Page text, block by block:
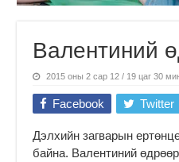
Валентиний
2015 оны 2 сар 12 / 19 цаг 30
Facebook Twitter
Дэлхийн загварын
байна. Валентиний